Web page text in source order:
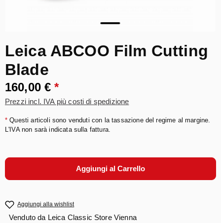
Leica ABCOO Film Cutting
Blade
160,00 €*
Prezzi incl. IVA più costi di spedizione
* Questi articoli sono venduti con la tassazione del regime al margine.
L'IVA non sarà indicata sulla fattura.
Aggiungi al Carrello
Aggiungi alla wishlist
Venduto da Leica Classic Store Vienna